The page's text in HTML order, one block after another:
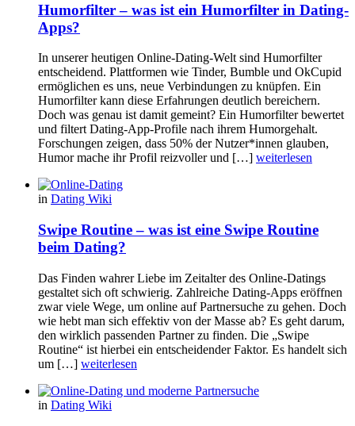
Humorfilter – was ist ein Humorfilter in Dating-
Apps?
In unserer heutigen Online-Dating-Welt sind Humorfilter
entscheidend. Plattformen wie Tinder, Bumble und OkCupid
ermöglichen es uns, neue Verbindungen zu knüpfen. Ein
Humorfilter kann diese Erfahrungen deutlich bereichern.
Doch was genau ist damit gemeint? Ein Humorfilter bewertet
und filtert Dating-App-Profile nach ihrem Humorgehalt.
Forschungen zeigen, dass 50% der Nutzer*innen glauben,
Humor mache ihr Profil reizvoller und […] weiterlesen
in Dating Wiki
Swipe Routine – was ist eine Swipe Routine
beim Dating?
Das Finden wahrer Liebe im Zeitalter des Online-Datings
gestaltet sich oft schwierig. Zahlreiche Dating-Apps eröffnen
zwar viele Wege, um online auf Partnersuche zu gehen. Doch
wie hebt man sich effektiv von der Masse ab? Es geht darum,
den wirklich passenden Partner zu finden. Die „Swipe
Routine“ ist hierbei ein entscheidender Faktor. Es handelt sich
um […] weiterlesen
in Dating Wiki